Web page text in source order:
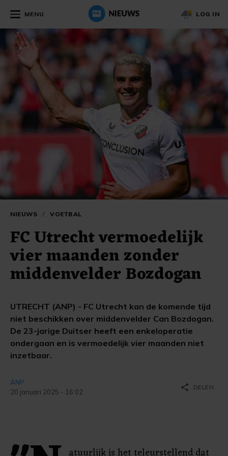
MENU LOG IN
NIEUWS / VOETBAL
FC Utrecht vermoedelijk
vier maanden zonder
middenvelder Bozdogan
UTRECHT (ANP) - FC Utrecht kan de komende tijd
niet beschikken over middenvelder Can Bozdogan.
De 23-jarige Duitser heeft een enkeloperatie
ondergaan en is vermoedelijk vier maanden niet
inzetbaar.
ANP
20 januari 2025 - 16:02
share DELEN